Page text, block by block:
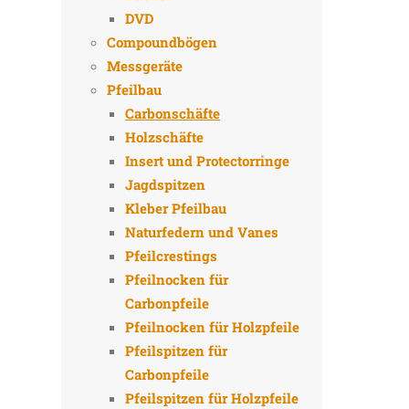
DVD
Compoundbögen
Messgeräte
Pfeilbau
Carbonschäfte
Holzschäfte
Insert und Protectorringe
Jagdspitzen
Kleber Pfeilbau
Naturfedern und Vanes
Pfeilcrestings
Pfeilnocken für
Carbonpfeile
Pfeilnocken für Holzpfeile
Pfeilspitzen für
Carbonpfeile
Pfeilspitzen für Holzpfeile